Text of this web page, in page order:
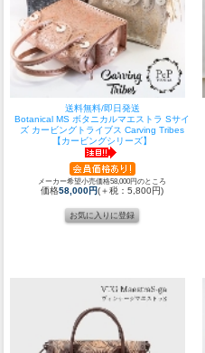
送料無料/即日発送
Botanical MS ボタニカルマエストラ Sサイ
ズ カービングトライブス Carving Tribes
【カービングシリーズ】
メーカー希望小売価格58,000円のところ
価格58,000円(＋税：5,800円)